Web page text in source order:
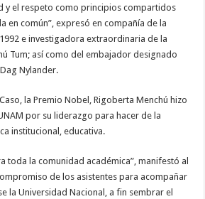
y el respeto como principios compartidos
en común”, expresó en compañía de la
e investigadora extraordinaria de la
Tum; así como del embajador designado
Nylander.
la Premio Nobel, Rigoberta Menchú hizo
por su liderazgo para hacer de la
institucional, educativa.
toda la comunidad académica”, manifestó al
de los asistentes para acompañar
la Universidad Nacional, a fin sembrar el